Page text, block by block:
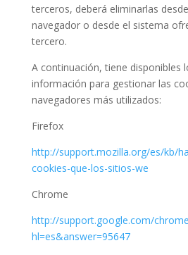
terceros, deberá eliminarlas
navegador o desde el sistema
tercero.
A continuación, tiene disponibles
información para gestionar las
navegadores más utilizados:
Firefox
http://support.mozilla.org/es/kb/
cookies-que-los-sitios-we
Chrome
http://support.google.com/
hl=es&answer=95647